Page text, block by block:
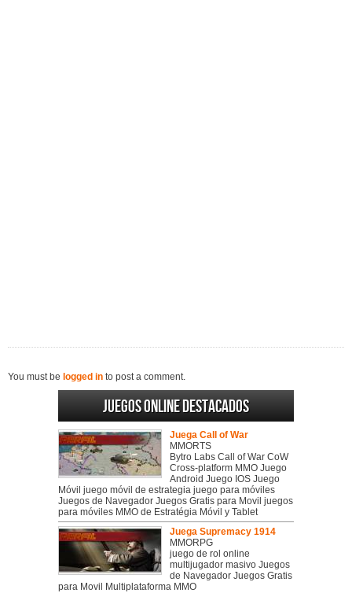
You must be logged in to post a comment.
Juegos online destacados
Juega Call of War
MMORTS
Bytro Labs Call of War CoW
Cross-platform MMO Juego
Android Juego IOS Juego
Móvil juego móvil de estrategia juego para móviles
Juegos de Navegador Juegos Gratis para Movil juegos
para móviles MMO de Estratégia Móvil y Tablet
Juega Supremacy 1914
MMORPG
juego de rol online
multijugador masivo Juegos
de Navegador Juegos Gratis
para Movil Multiplataforma MMO